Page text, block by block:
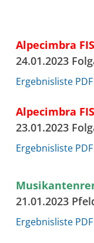
Alpecimbra
24.01.2023
Ergebnisliste PDF
Alpecimbra
23.01.2023
Ergebnisliste PDF
21.01.2023
Ergebnisliste PDF